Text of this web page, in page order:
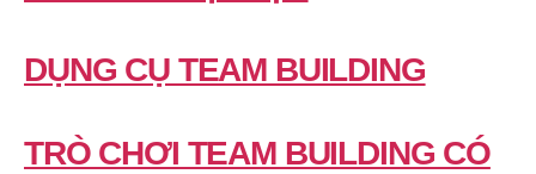
DỤNG CỤ TEAM BUILDING
TRÒ CHƠI TEAM BUILDING CÓ